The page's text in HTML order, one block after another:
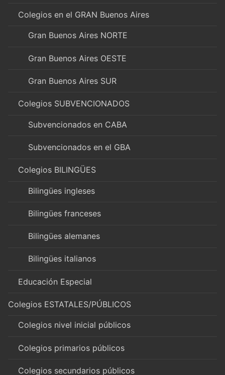
Colegios en el GRAN Buenos Aires
Gran Buenos Aires NORTE
Gran Buenos Aires OESTE
Gran Buenos Aires SUR
Colegios SUBVENCIONADOS
Subvencionados en CABA
Subvencionados en el GBA
Colegios BILINGÜES
Bilingües ingleses
Bilingües franceses
Bilingües alemanes
Bilingües italianos
Educación Especial
Colegios ESTATALES/PÚBLICOS
Colegios nivel inicial públicos
Colegios primarios públicos
Colegios secundarios públicos